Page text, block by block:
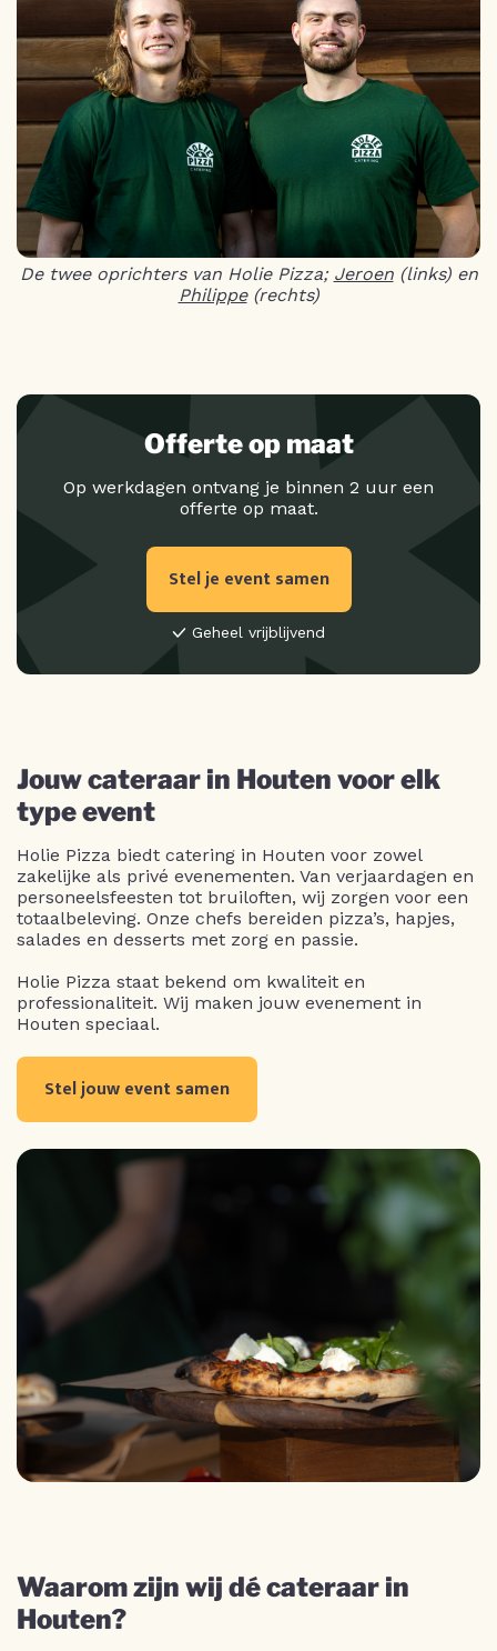
De twee oprichters van Holie Pizza; Jeroen(links) en
Philippe(rechts)
Offerte op maat
Op werkdagen ontvang je binnen 2 uur een
offerte op maat.
Stel je event samen
Geheel vrijblijvend
Jouw cateraar in Houten voor elk
type event
Holie Pizza biedt catering in Houten voor zowel
zakelijke als privé evenementen. Van verjaardagen en
personeelsfeesten tot bruiloften, wij zorgen voor een
totaalbeleving. Onze chefs bereiden pizza’s, hapjes,
salades en desserts met zorg en passie.
Holie Pizza staat bekend om kwaliteit en
professionaliteit. Wij maken jouw evenement in
Houten speciaal.
Stel jouw event samen
Waarom zijn wij dé cateraar in
Houten?